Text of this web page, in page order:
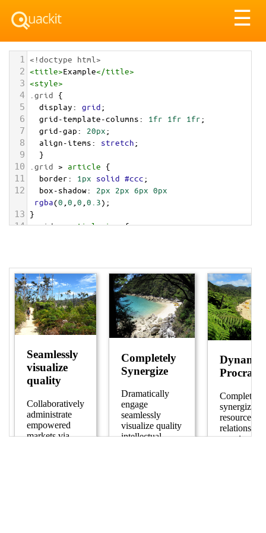
☰
1 <!doctype html>
2 <title>Example</title>
3 <style>
4 .grid
5 display: grid;
6 grid-template-columns: 1fr 1fr 1fr;
7 grid-gap: 20px;
8 align-items: stretch;
9
  }
10 .grid > article {
11 border: 1px solid #ccc;
12 box-shadow: 2px 2px 6px 0px
rgba(0 0 0 0.3);
13 }
14 .grid > article img {
18 padding: 0 20px 20px;
19 }
20 .text > button
21 background: ;
22 border: 0;
23 color: white